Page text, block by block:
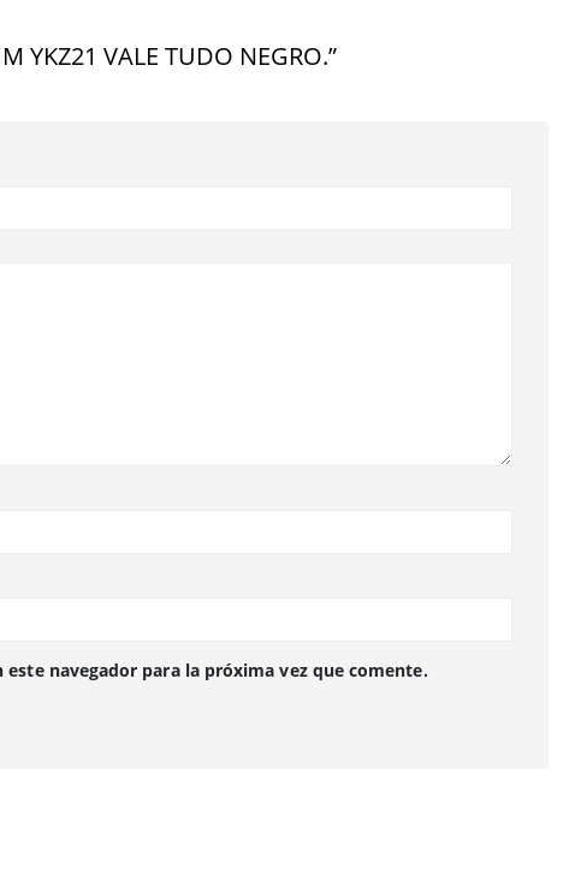
YKZ21 VALE TUDO NEGRO.”
navegador para la próxima vez que comente.